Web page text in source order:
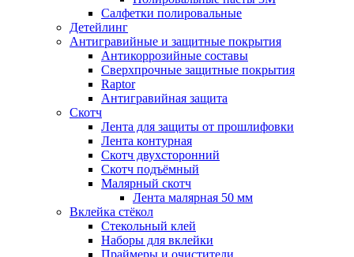
Салфетки полировальные
Детейлинг
Антигравийные и защитные покрытия
Антикоррозийные составы
Сверхпрочные защитные покрытия
Raptor
Антигравийная защита
Скотч
Лента для защиты от прошлифовки
Лента контурная
Скотч двухсторонний
Скотч подъёмный
Малярный скотч
Лента малярная 50 мм
Вклейка стёкол
Стекольный клей
Наборы для вклейки
Праймеры и очистители